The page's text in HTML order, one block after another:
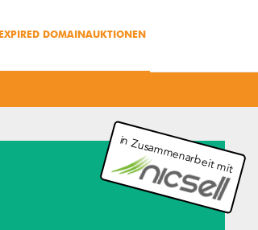
EXPIRED DOMAINAUKTIONEN
in Zusammenarbeit mit